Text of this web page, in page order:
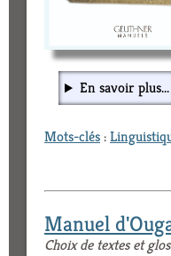
En savoir plus...
Mots-clés:
Manuel
Choix de textes et